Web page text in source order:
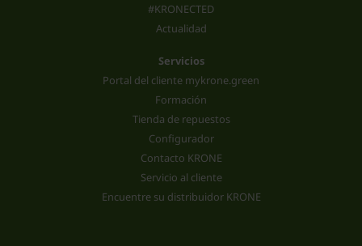
#KRONECTED
Actualidad
Servicios
Portal del cliente mykrone.green
Formación
Tienda de repuestos
Configurador
Contacto KRONE
Servicio al cliente
Encuentre su distribuidor KRONE